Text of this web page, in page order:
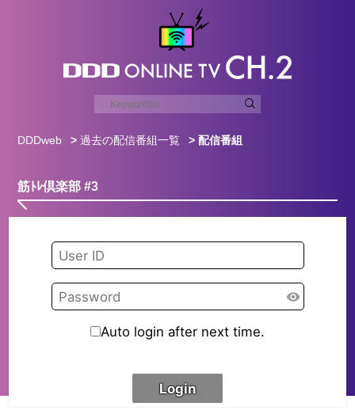
DDDweb >過去の配信番組一覧 > 配信番組
筋ﾄﾚ倶楽部 #3